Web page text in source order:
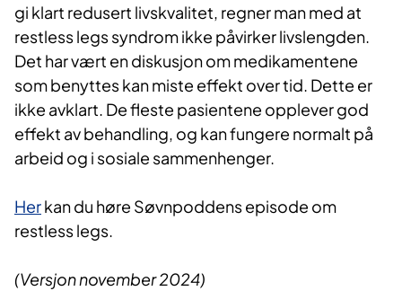
gi klart redusert livskvalitet, regner man med at
restless legs syndrom ikke påvirker livslengden.
Det har vært en diskusjon om medikamentene
som benyttes kan miste effekt over tid. Dette er
ikke avklart. De fleste pasientene opplever god
effekt av behandling, og kan fungere normalt på
arbeid og i sosiale sammenhenger.
Herkan du høre Søvnpoddens episode om
restless legs.
(Versjon november 2024)